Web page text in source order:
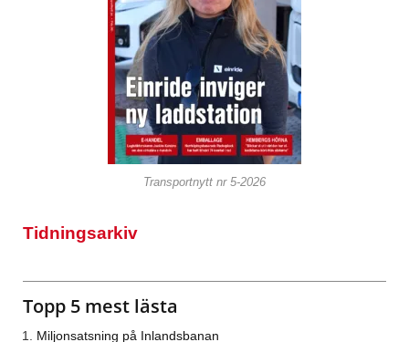
Transportnytt nr 5-2026
Tidningsarkiv
Topp 5 mest lästa
Miljonsatsning på Inlandsbanan